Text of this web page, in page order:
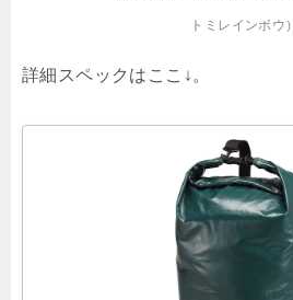
トミレインボウ）
詳細スペックはここ↓。